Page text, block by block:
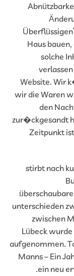
Haus
Website.
wir die
den
1842
Lübeck
Manns –
ein